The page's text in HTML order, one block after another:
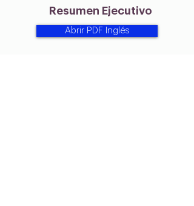
Resumen Ejecutivo
Abrir PDF Inglés